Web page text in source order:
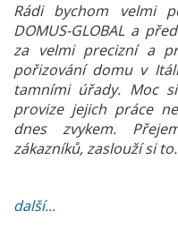
Rádi bychom velmi
DOMUS-GLOBAL a
za velmi precizní a
pořizování domu v
tamními úřady. Moc
provize jejich práce
dnes zvykem.
zákazníků, zaslouží si to.
další...